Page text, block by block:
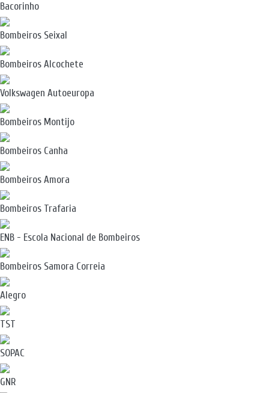
Bacorinho
Bombeiros Seixal
Bombeiros Alcochete
Volkswagen Autoeuropa
Bombeiros Montijo
Bombeiros Canha
Bombeiros Amora
Bombeiros Trafaria
ENB - Escola Nacional de Bombeiros
Bombeiros Samora Correia
Alegro
TST
SOPAC
GNR